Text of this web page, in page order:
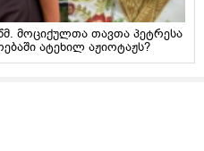
მოციქულთა თავთა პეტრესა
ატეხილ აჟიოტაჟს?